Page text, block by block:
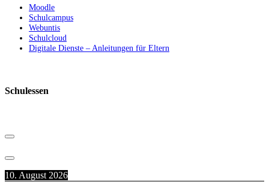
Moodle
Schulcampus
Webuntis
Schulcloud
Digitale Dienste – Anleitungen für Eltern
Schulessen
10. August 2026